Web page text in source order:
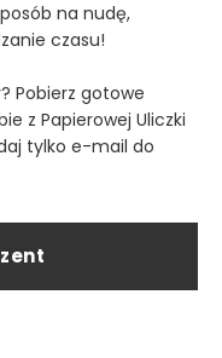
na nudę,
czasu!
Pobierz gotowe
z Papierowej Uliczki
tylko e-mail do